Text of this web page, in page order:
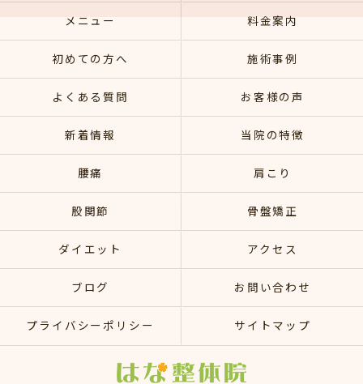
メニュー 料金案内
初めての方へ 施術事例
よくある質問 お客様の声
新着情報 当院の特徴
腰痛 肩こり
股関節 骨盤矯正
ダイエット アクセス
ブログ お問い合わせ
プライバシーポリシー サイトマップ